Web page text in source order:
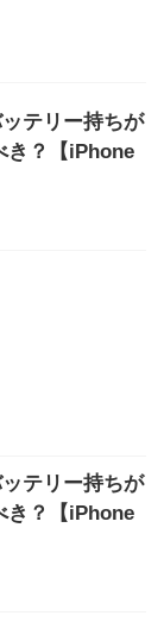
テリー持ちが
き？【iPhone
テリー持ちが
き？【iPhone